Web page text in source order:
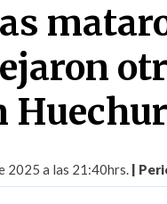
2025 a las 21:40hrs. |